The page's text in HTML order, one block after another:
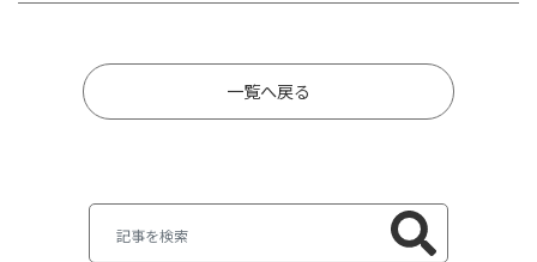
一覧へ戻る